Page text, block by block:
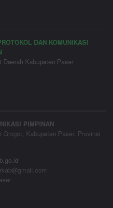
DAN KOMUNIKASI
Daerah Kabupaten Paser
PIMPINAN
Kabupaten Paser, Provinsi